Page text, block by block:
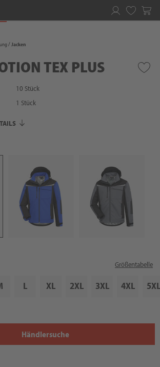
Jacken
TEX PLUS
10 Stück
1 Stück
Größentabelle
L XL 2XL 3XL 4XL 5XL
Händlersuche